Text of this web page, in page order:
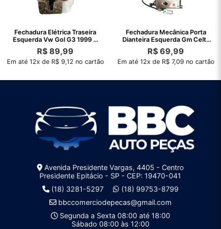
Fechadura Elétrica Traseira
Esquerda Vw Gol G3 1999 A
2005
R$ 89,99
Em até 12x de R$ 9,12 no cartão
Fechadura Mecânica Porta
Dianteira Esquerda Gm Celta
00 A 16
R$ 69,99
Em até 12x de R$ 7,09 no cartão
Avenida Presidente Vargas, 4405 - Centro
Presidente Epitácio - SP - CEP: 19470-041
(18) 3281-5297
(18) 99753-8799
bbccomerciodepecas@gmail.com
Segunda a Sexta 08:00 até 18:00
Sábado 08:00 às 12:00